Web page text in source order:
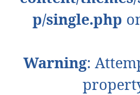
p/single.php
Warning: